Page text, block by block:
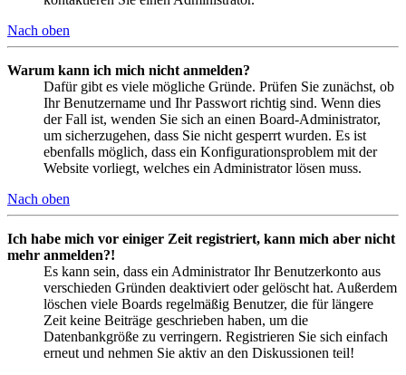
Nach oben
Warum kann ich mich nicht anmelden?
Dafür gibt es viele mögliche Gründe. Prüfen Sie zunächst, ob
Ihr Benutzername und Ihr Passwort richtig sind. Wenn dies
der Fall ist, wenden Sie sich an einen Board-Administrator,
um sicherzugehen, dass Sie nicht gesperrt wurden. Es ist
ebenfalls möglich, dass ein Konfigurationsproblem mit der
Website vorliegt, welches ein Administrator lösen muss.
Nach oben
Ich habe mich vor einiger Zeit registriert, kann mich aber nicht
mehr anmelden?!
Es kann sein, dass ein Administrator Ihr Benutzerkonto aus
verschieden Gründen deaktiviert oder gelöscht hat. Außerdem
löschen viele Boards regelmäßig Benutzer, die für längere
Zeit keine Beiträge geschrieben haben, um die
Datenbankgröße zu verringern. Registrieren Sie sich einfach
erneut und nehmen Sie aktiv an den Diskussionen teil!